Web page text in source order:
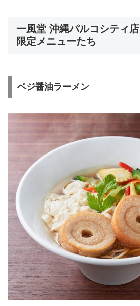
一風堂 沖縄パルコシティ店
限定メニューたち
ベジ醤油ラーメン